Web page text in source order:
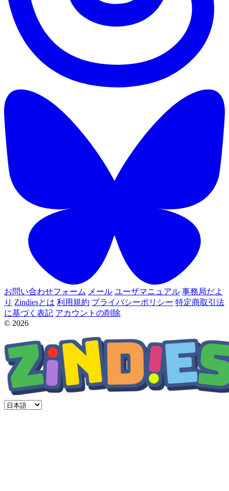
お問い合わせフォーム メール ユーザマニュアル 事務局だよ
り Zindiesとは 利用規約 プライバシーポリシー 特定商取引法
に基づく表記 アカウントの削除
© 2026